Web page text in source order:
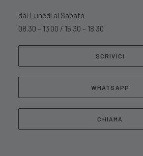
dal Lunedì al Sabato
08.30 – 13.00 / 15.30 – 18.30
SCRIVICI
WHATSAPP
CHIAMA